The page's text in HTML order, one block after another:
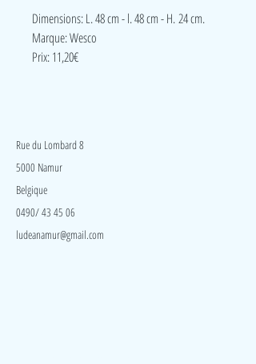
Dimensions: L. 48 cm - l. 48 cm - H. 24 cm.
Marque: Wesco
Prix: 11,20€
Rue du Lombard 8
5000 Namur
Belgique
0490/ 43 45 06
ludeanamur@gmail.com